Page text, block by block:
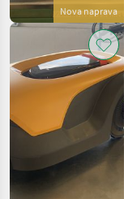
Nova naprava